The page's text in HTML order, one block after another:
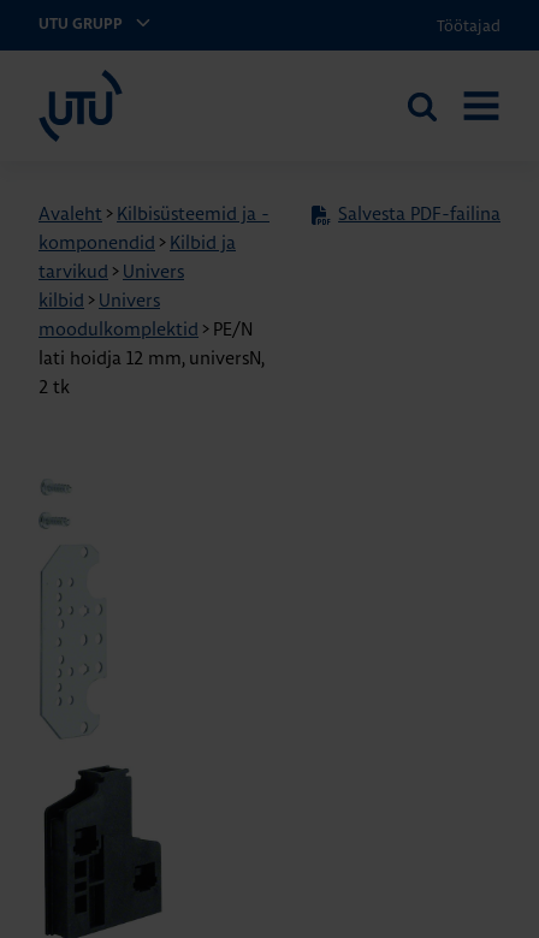
UTU GRUPP Töötajad
Otsi
Avaleht > Kilbisüsteemid ja -
komponendid > Kilbid ja
tarvikud > Univers
kilbid > Univers
moodulkomplektid > PE/N
lati hoidja 12 mm, universN,
2 tk
Salvesta PDF-failina